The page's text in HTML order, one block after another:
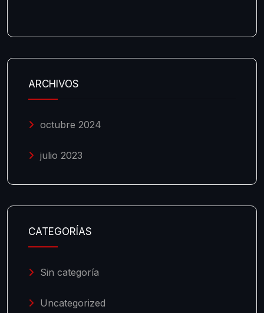
ARCHIVOS
octubre 2024
julio 2023
CATEGORÍAS
Sin categoría
Uncategorized